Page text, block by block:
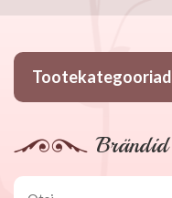
Tootekategooriad
Brändid